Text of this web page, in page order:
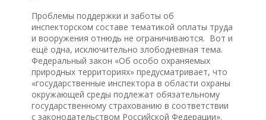
Проблемы поддержки и заботы об
инспекторском составе тематикой оплаты труда
и вооружения отнюдь не ограничиваются. Вот и
ещё одна, исключительно злободневная тема.
Федеральный закон «Об особо охраняемых
природных территориях» предусматривает, что
«государственные инспектора в области охраны
окружающей среды подлежат обязательному
государственному страхованию в соответствии
с законодательством Российской Федерации».